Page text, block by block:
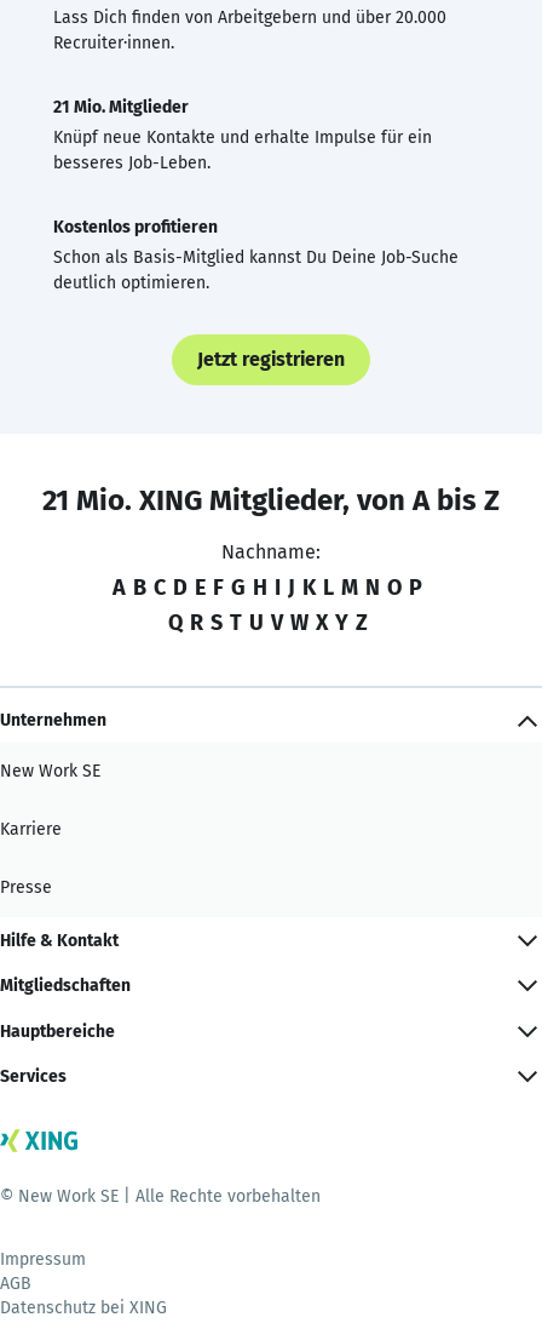
Lass Dich finden von Arbeitgebern und über 20.000
Recruiter·innen.
21 Mio. Mitglieder
Knüpf neue Kontakte und erhalte Impulse für ein
besseres Job-Leben.
Kostenlos profitieren
Schon als Basis-Mitglied kannst Du Deine Job-Suche
deutlich optimieren.
Jetzt registrieren
21 Mio. XING Mitglieder, von A bis Z
Nachname:
A B C D E F G H I J K L M N O P
Q R S T U V W X Y Z
Unternehmen
New Work SE
Karriere
Presse
Hilfe & Kontakt
Mitgliedschaften
Hauptbereiche
Services
© New Work SE | Alle Rechte vorbehalten
Impressum
AGB
Datenschutz bei XING